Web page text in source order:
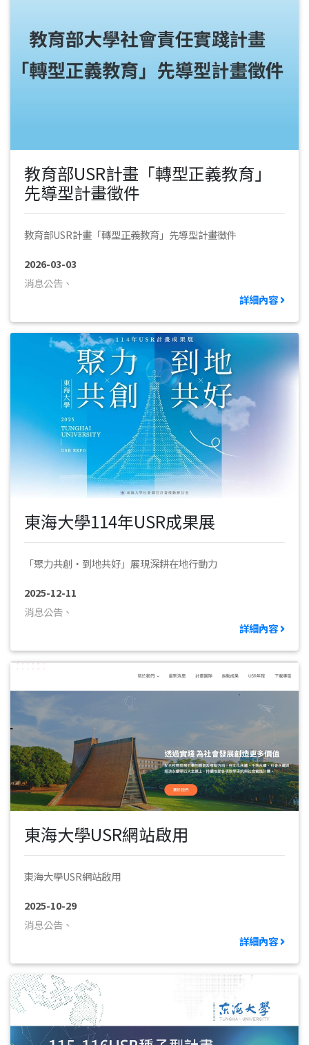
教育部USR計畫「轉型正義教育」
先導型計畫徵件
教育部USR計畫「轉型正義教育」先導型計畫徵件
2026-03-03
消息公告、
詳細內容
東海大學114年USR成果展
「聚力共創・到地共好」展現深耕在地行動力
2025-12-11
消息公告、
詳細內容
東海大學USR網站啟用
東海大學USR網站啟用
2025-10-29
消息公告、
詳細內容